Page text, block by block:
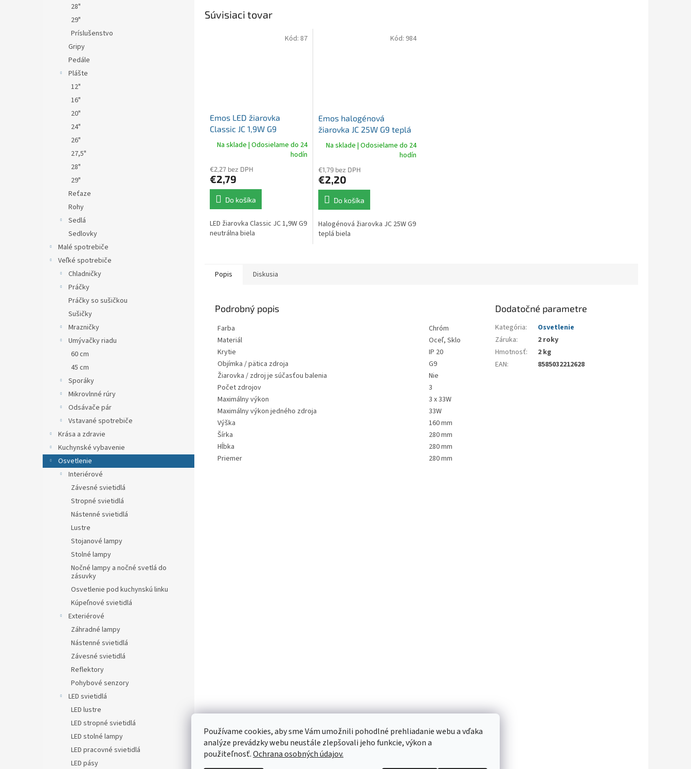
Používame cookies, aby sme Vám umožnili pohodlné prehliadanie webu a vďaka
analýze prevádzky webu neustále zlepšovali jeho funkcie, výkon a
použiteľnosť.Ochrana osobných údajov.
28"
29"
Príslušenstvo
Gripy
Pedále
Plášte
12"
16"
20"
24"
26"
27,5"
28"
29"
Reťaze
Rohy
Sedlá
Sedlovky
Malé spotrebiče
Veľké spotrebiče
Chladničky
Práčky
Práčky so sušičkou
Sušičky
Mrazničky
Umývačky riadu
60 cm
45 cm
Sporáky
Mikrovlnné rúry
Odsávače pár
Vstavané spotrebiče
Krása a zdravie
Kuchynské vybavenie
Osvetlenie
Interiérové
Závesné svietidlá
Stropné svietidlá
Nástenné svietidlá
Lustre
Stojanové lampy
Stolné lampy
Nočné lampy a nočné svetlá do
zásuvky
Osvetlenie pod kuchynskú linku
Kúpeľnové svietidlá
Exteriérové
Záhradné lampy
Nástenné svietidlá
Závesné svietidlá
Reflektory
Pohybové senzory
LED svietidlá
LED lustre
LED stropné svietidlá
LED stolné lampy
LED pracovné svietidlá
LED pásy
R
Súvisiaci tovar
Emos LED žiarovka
Classic JC 1,9W G9
neutrálna biela
Na sklade | Odosielame do 24
hodín
€2,27 bez DPH
€2,79
Do košíka
LED žiarovka Classic JC 1,9W G9
neutrálna biela
Kód: 87
Emos halogénová
žiarovka JC 25W G9 teplá
Na sklade | Odosielame do 24
hodín
€1,79 bez DPH
€2,20
Do košíka
Halogénová žiarovka JC 25W G9
teplá biela
Kód: 984
Popis Diskusia
Podrobný popis
Farba
Chróm
Materiál
Oceľ, Sklo
Krytie
IP 20
Objímka / pätica zdroja
G9
Žiarovka / zdroj je súčasťou balenia
Nie
Počet zdrojov
3
Maximálny výkon
3 x 33W
Maximálny výkon jedného zdroja
33W
Výška
160 mm
Šírka
280 mm
Hĺbka
280 mm
Priemer
280 mm
Dodatočné parametre
Kategória:
Osvetlenie
Záruka:
2 roky
Hmotnosť:
2 kg
EAN: 8585032212628